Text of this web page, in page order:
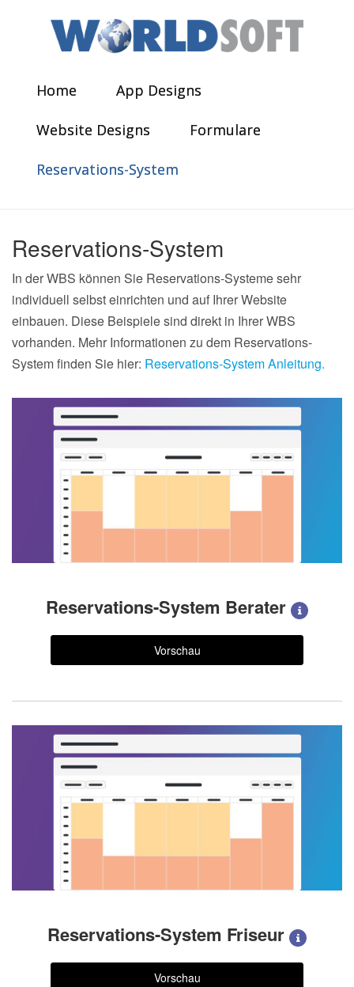
Home App Designs
Website Designs Formulare
Reservations-System
Reservations-System
In der WBS können Sie Reservations-Systeme sehr
individuell selbst einrichten und auf Ihrer Website
einbauen. Diese Beispiele sind direkt in Ihrer WBS
vorhanden. Mehr Informationen zu dem Reservations-
System finden Sie hier: Reservations-System Anleitung.
Reservations-System Berater
Vorschau
Reservations-System Friseur
Vorschau